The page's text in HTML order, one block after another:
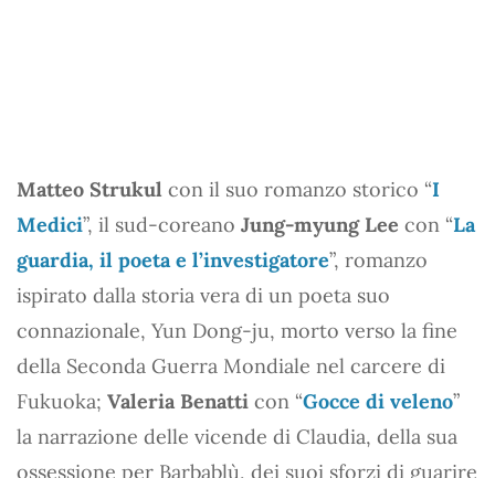
Matteo Strukul con il suo romanzo storico “I
Medici”, il sud-coreano Jung-myung Lee con “La
guardia, il poeta e l’investigatore”, romanzo
ispirato dalla storia vera di un poeta suo
connazionale, Yun Dong-ju, morto verso la fine
della Seconda Guerra Mondiale nel carcere di
Fukuoka; Valeria Benatti con “Gocce di veleno”
la narrazione delle vicende di Claudia, della sua
ossessione per Barbablù, dei suoi sforzi di guarire